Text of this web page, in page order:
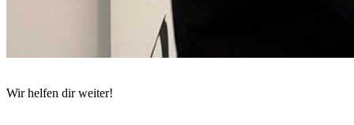
Wir helfen dir weiter!